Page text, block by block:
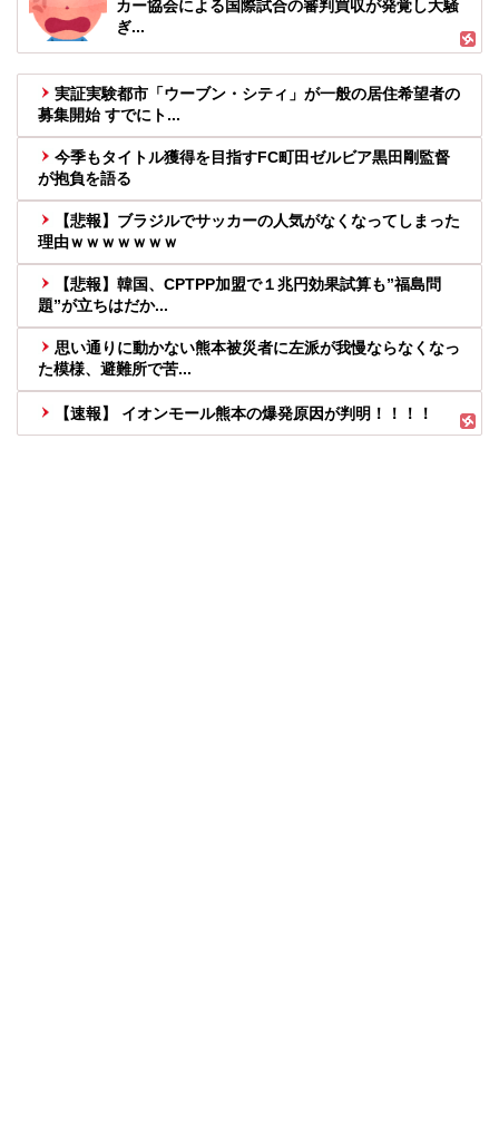
カー協会による国際試合の審判買収が発覚し大騒
ぎ...
実証実験都市「ウーブン・シティ」が一般の居住希望者の
募集開始 すでにト...
今季もタイトル獲得を目指すFC町田ゼルビア黒田剛監督
が抱負を語る
【悲報】ブラジルでサッカーの人気がなくなってしまった
理由ｗｗｗｗｗｗｗ
【悲報】韓国、CPTPP加盟で１兆円効果試算も”福島問
題”が立ちはだか...
思い通りに動かない熊本被災者に左派が我慢ならなくなっ
た模様、避難所で苦...
【速報】 イオンモール熊本の爆発原因が判明！！！！